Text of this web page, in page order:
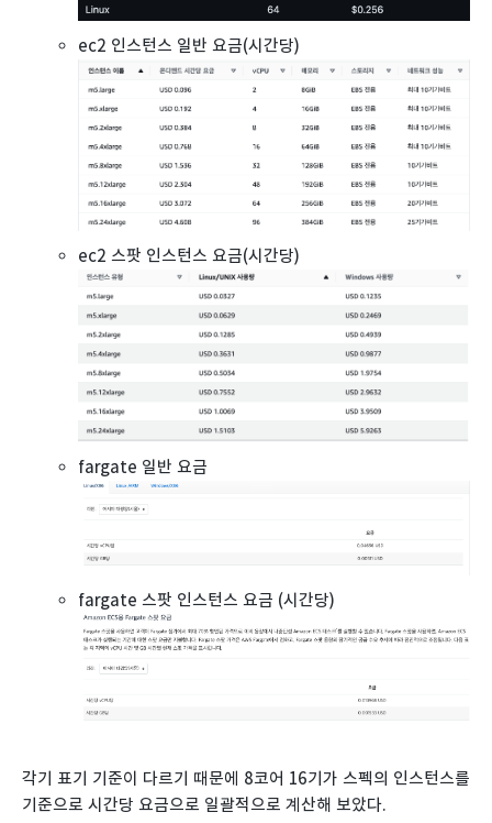
ec2 인스턴스 일반 요금(시간당)
ec2 스팟 인스턴스 요금(시간당)
fargate 일반 요금
fargate 스팟 인스턴스 요금 (시간당)
각기 표기 기준이 다르기 때문에 8코어 16기가 스펙의 인스턴스를
기준으로 시간당 요금으로 일괄적으로 계산해 보았다.